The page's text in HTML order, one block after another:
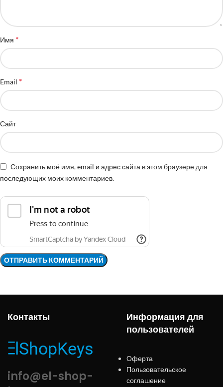
Имя *
Email *
Сайт
Сохранить моё имя, email и адрес сайта в этом браузере для
последующих моих комментариев.
Контакты
info@el-shop-
Информация для
пользователей
Оферта
Пользовательское
соглашение